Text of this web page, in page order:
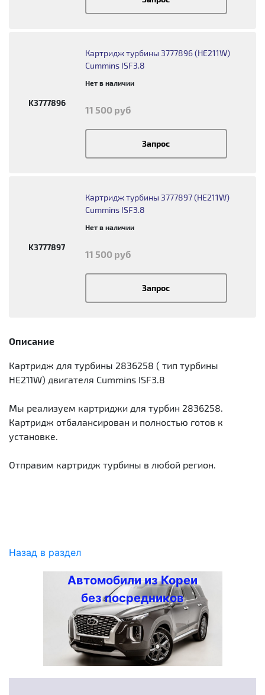
K3777896
Картридж турбины 3777896 (HE211W)
Cummins ISF3.8
Нет в наличии
11 500 руб
Запрос
K3777897
Картридж турбины 3777897 (HE211W)
Cummins ISF3.8
Нет в наличии
11 500 руб
Запрос
Описание
Картридж для турбины 2836258 ( тип турбины
HE211W) двигателя Cummins ISF3.8
Мы реализуем картриджи для турбин 2836258.
Картридж отбалансирован и полностью готов к
установке.
Отправим картридж турбины в любой регион.
Назад в раздел
Автомобили из Кореи
без посредников